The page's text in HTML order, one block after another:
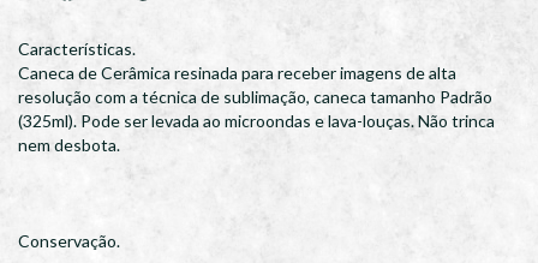
Características.
Caneca de Cerâmica resinada para receber imagens de alta
resolução com a técnica de sublimação, caneca tamanho Padrão
(325ml). Pode ser levada ao microondas e lava-louças. Não trinca
nem desbota.
Conservação.